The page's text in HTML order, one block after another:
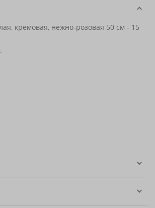
кремовая, нежно-розовая 50 см - 15